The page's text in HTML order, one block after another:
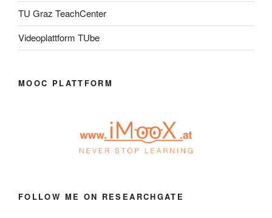
TU Graz TeachCenter
Videoplattform TUbe
MOOC PLATTFORM
FOLLOW ME ON RESEARCHGATE